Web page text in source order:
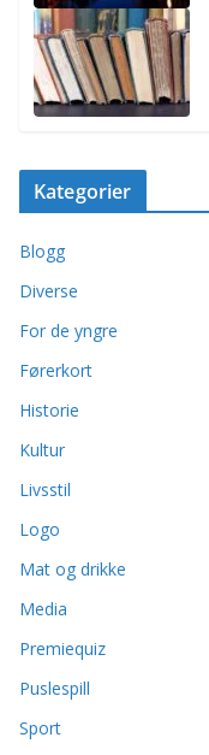
Kategorier
Blogg
Diverse
For de yngre
Førerkort
Historie
Kultur
Livsstil
Logo
Mat og drikke
Media
Premiequiz
Puslespill
Sport